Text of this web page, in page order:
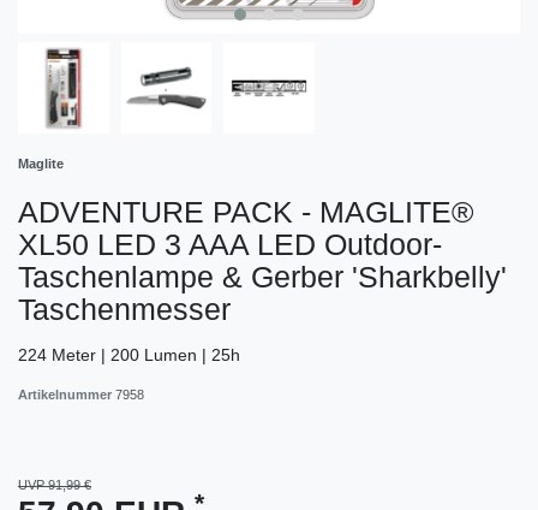
Maglite
ADVENTURE PACK - MAGLITE®
XL50 LED 3 AAA LED Outdoor-
Taschenlampe & Gerber 'Sharkbelly'
Taschenmesser
224 Meter | 200 Lumen | 25h
Artikelnummer 7958
UVP 91,99 €
*